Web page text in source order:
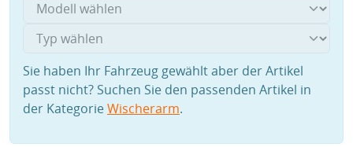
Sie haben Ihr Fahrzeug gewählt aber der Artikel
passt nicht? Suchen Sie den passenden Artikel in
der KategorieWischerarm.